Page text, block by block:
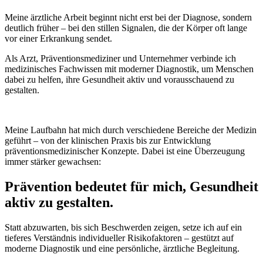
Meine ärztliche Arbeit beginnt nicht erst bei der Diagnose, sondern
deutlich früher – bei den stillen Signalen, die der Körper oft lange
vor einer Erkrankung sendet.
Als Arzt, Präventionsmediziner und Unternehmer verbinde ich
medizinisches Fachwissen mit moderner Diagnostik, um Menschen
dabei zu helfen, ihre Gesundheit aktiv und vorausschauend zu
gestalten.
Meine Laufbahn hat mich durch verschiedene Bereiche der Medizin
geführt – von der klinischen Praxis bis zur Entwicklung
präventionsmedizinischer Konzepte. Dabei ist eine Überzeugung
immer stärker gewachsen:
Prävention bedeutet für mich, Gesundheit
aktiv zu gestalten.
Statt abzuwarten, bis sich Beschwerden zeigen, setze ich auf ein
tieferes Verständnis individueller Risikofaktoren – gestützt auf
moderne Diagnostik und eine persönliche, ärztliche Begleitung.